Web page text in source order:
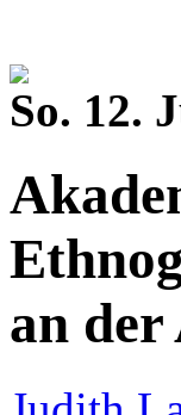
So. 12.
an der